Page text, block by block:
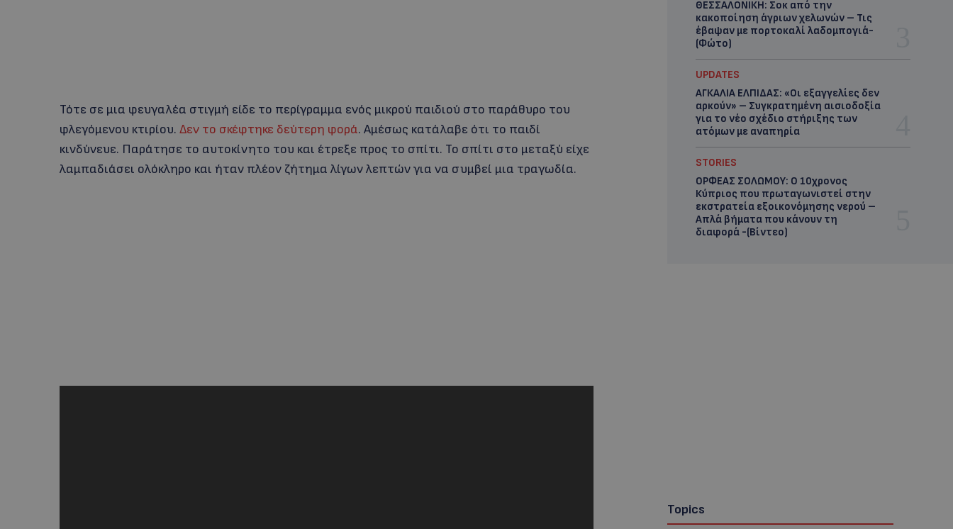
Τότε σε μια φευγαλέα στιγμή είδε το περίγραμμα ενός μικρού παιδιού στο παράθυρο του
φλεγόμενου κτιρίου. Δεν το σκέφτηκε δεύτερη φορά. Αμέσως κατάλαβε ότι το παιδί
κινδύνευε. Παράτησε το αυτοκίνητο του και έτρεξε προς το σπίτι. Το σπίτι στο μεταξύ είχε
λαμπαδιάσει ολόκληρο και ήταν πλέον ζήτημα λίγων λεπτών για να συμβεί μια τραγωδία.
ΘΕΣΣΑΛΟΝΙΚΗ: Σοκ από την
κακοποίηση άγριων χελωνών – Τις
έβαψαν με πορτοκαλί λαδομπογιά-
(Φώτο)
UPDATES
ΑΓΚΑΛΙΑ ΕΛΠΙΔΑΣ: «Οι εξαγγελίες δεν
αρκούν» – Συγκρατημένη αισιοδοξία
για το νέο σχέδιο στήριξης των
ατόμων με αναπηρία
STORIES
ΟΡΦΕΑΣ ΣΟΛΩΜΟΥ: Ο 10χρονος
Κύπριος που πρωταγωνιστεί στην
εκστρατεία εξοικονόμησης νερού –
Απλά βήματα που κάνουν τη
διαφορά -(Βίντεο)
Topics